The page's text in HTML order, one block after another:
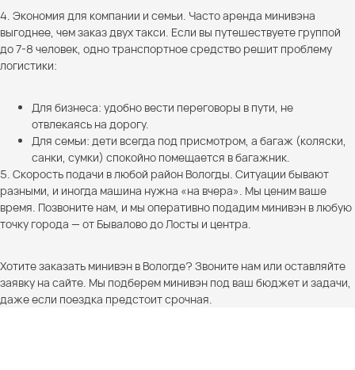
4. Экономия для компании и семьи. Часто аренда минивэна
выгоднее, чем заказ двух такси. Если вы путешествуете группой
до 7-8 человек, одно транспортное средство решит проблему
логистики:
Для бизнеса: удобно вести переговоры в пути, не
отвлекаясь на дорогу.
Для семьи: дети всегда под присмотром, а багаж (коляски,
санки, сумки) спокойно помещается в багажник.
5. Скорость подачи в любой район Вологды. Ситуации бывают
разными, и иногда машина нужна «на вчера». Мы ценим ваше
время. Позвоните нам, и мы оперативно подадим минивэн в любую
точку города — от Бывалово до Лосты и центра.
Хотите заказать минивэн в Вологде? Звоните нам или оставляйте
заявку на сайте. Мы подберем минивэн под ваш бюджет и задачи,
даже если поездка предстоит срочная.